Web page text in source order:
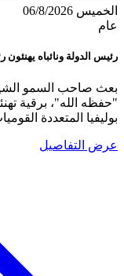
الخميس 06/8/2026
عام
رئيس الدولة ونائباه يهنئون
بعث صاحب السمو
"حفظه الله"، برقية
بوليفيا المتعددة
عرض التفاصيل